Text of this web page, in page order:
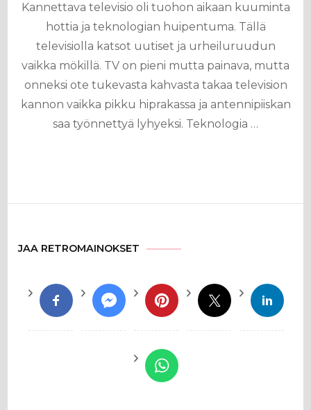
Kannettava televisio oli tuohon aikaan kuuminta
hottia ja teknologian huipentuma. Tällä
televisiolla katsot uutiset ja urheiluruudun
vaikka mökillä. TV on pieni mutta painava, mutta
onneksi ote tukevasta kahvasta takaa television
kannon vaikka pikku hiprakassa ja antennipiiskan
saa työnnettyä lyhyeksi. Teknologia …
JAA RETROMAINOKSET